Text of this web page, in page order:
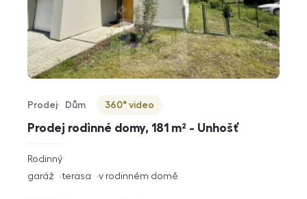
Prodej rodinné domy, 181 m² - Unhošť
Typ nabídky
Prodej
Typ nemovitosti
Dům
Virtuální prohlídka
360° video
rozměry
dispozice
Rodinný
funkce
garáž terasa v rodinném domě